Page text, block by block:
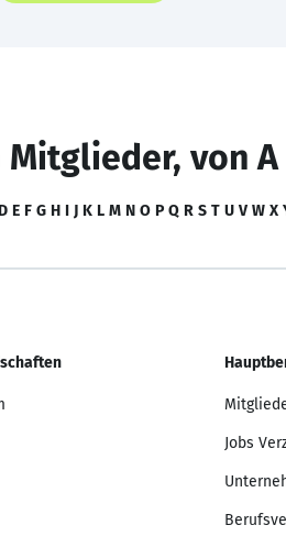
Mitglieder, von
D E F G H I J K L M N O P Q R S T U V W X
Jobs